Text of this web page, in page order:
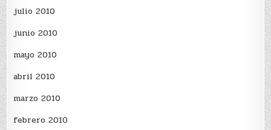
julio 2010
junio 2010
mayo 2010
abril 2010
marzo 2010
febrero 2010